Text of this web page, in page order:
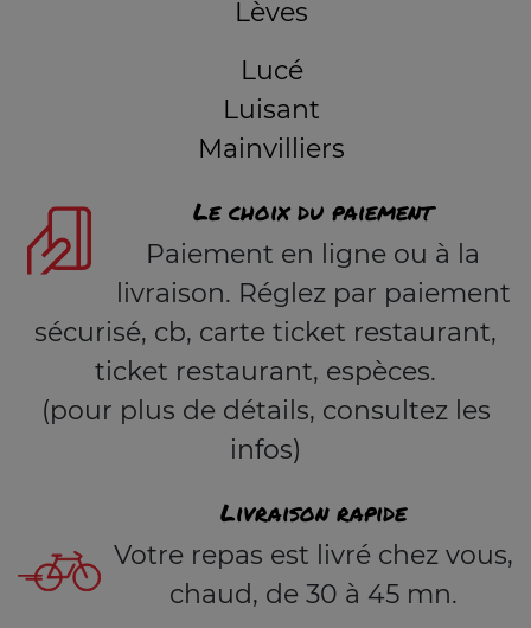
Lèves
Lucé
Luisant
Mainvilliers
Le choix du paiement
Paiement en ligne ou à la
livraison. Réglez par paiement
sécurisé, cb, carte ticket restaurant,
ticket restaurant, espèces.
(pour plus de détails, consultez les
infos)
Livraison rapide
Votre repas est livré chez vous,
chaud, de 30 à 45 mn.